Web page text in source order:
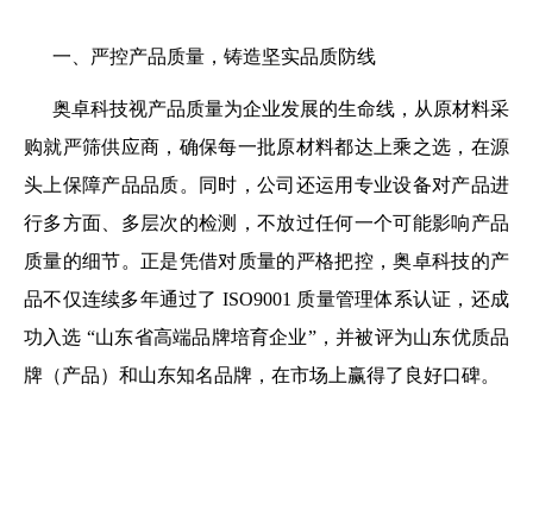
1 2 3
一、严控产品质量，铸造坚实品质防线
奥卓科技视产品质量为企业发展的生命线，从原材料采
购就严筛供应商，确保每一批原材料都达上乘之选，在源
头上保障产品品质。同时，公司还运用专业设备对产品进
行多方面、多层次的检测，不放过任何一个可能影响产品
质量的细节。正是凭借对质量的严格把控，奥卓科技的产
品不仅连续多年通过了 ISO9001 质量管理体系认证，还成
功入选 “山东省高端品牌培育企业”，并被评为山东优质品
牌（产品）和山东知名品牌，在市场上赢得了良好口碑。